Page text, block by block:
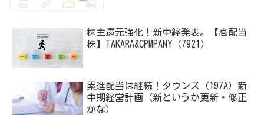
株主還元強化！新中経発表。【高配当
株】TAKARA&CPMPANY（7921）
累進配当は継続！タウンズ（197A）新
中期経営計画（新というか更新・修正
かな）